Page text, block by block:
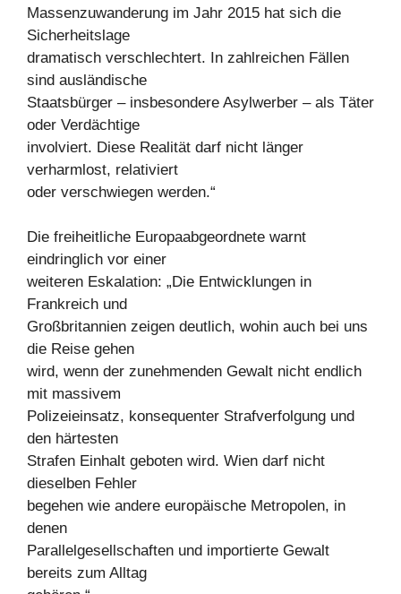
Massenzuwanderung im Jahr 2015 hat sich die
Sicherheitslage
dramatisch verschlechtert. In zahlreichen Fällen
sind ausländische
Staatsbürger – insbesondere Asylwerber – als Täter
oder Verdächtige
involviert. Diese Realität darf nicht länger
verharmlost, relativiert
oder verschwiegen werden.“
Die freiheitliche Europaabgeordnete warnt
eindringlich vor einer
weiteren Eskalation: „Die Entwicklungen in
Frankreich und
Großbritannien zeigen deutlich, wohin auch bei uns
die Reise gehen
wird, wenn der zunehmenden Gewalt nicht endlich
mit massivem
Polizeieinsatz, konsequenter Strafverfolgung und
den härtesten
Strafen Einhalt geboten wird. Wien darf nicht
dieselben Fehler
begehen wie andere europäische Metropolen, in
denen
Parallelgesellschaften und importierte Gewalt
bereits zum Alltag